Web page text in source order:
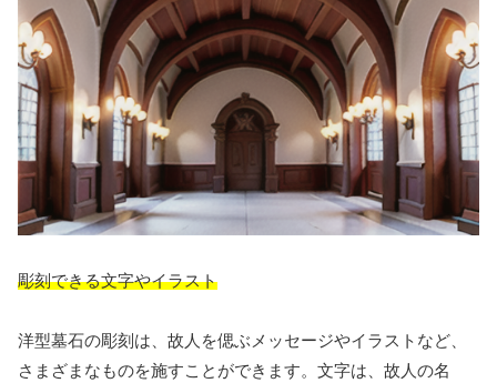
彫刻できる文字やイラスト
洋型墓石の彫刻は、故人を偲ぶメッセージやイラストなど、
さまざまなものを施すことができます。文字は、故人の名